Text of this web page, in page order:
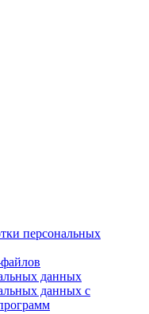
персональных
данных
данных с